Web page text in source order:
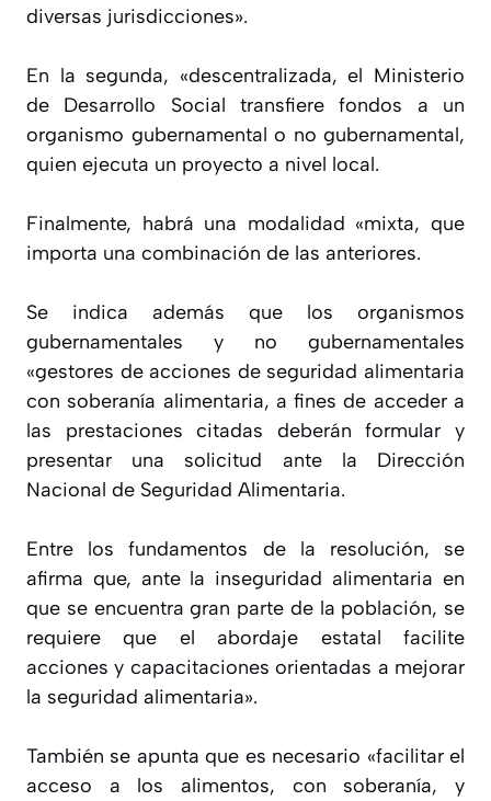
diversas jurisdicciones».
En la segunda, «descentralizada, el Ministerio
de Desarrollo Social transfiere fondos a un
organismo gubernamental o no gubernamental,
quien ejecuta un proyecto a nivel local.
Finalmente, habrá una modalidad «mixta, que
importa una combinación de las anteriores.
Se indica además que los organismos
gubernamentales y no gubernamentales
«gestores de acciones de seguridad alimentaria
con soberanía alimentaria, a fines de acceder a
las prestaciones citadas deberán formular y
presentar una solicitud ante la Dirección
Nacional de Seguridad Alimentaria.
Entre los fundamentos de la resolución, se
afirma que, ante la inseguridad alimentaria en
que se encuentra gran parte de la población, se
requiere que el abordaje estatal facilite
acciones y capacitaciones orientadas a mejorar
la seguridad alimentaria».
También se apunta que es necesario «facilitar el
acceso a los alimentos, con soberanía, y